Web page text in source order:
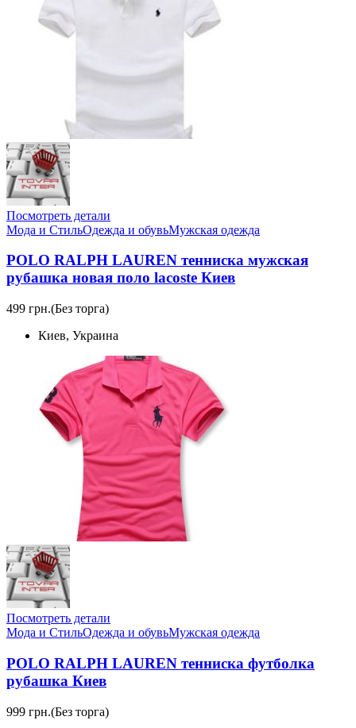
Посмотреть детали
Мода и СтильОдежда и обувьМужская одежда
POLO RALPH LAUREN тенниска мужская
рубашка новая поло lacoste Киев
499 грн.(Без торга)
Киев, Украина
Посмотреть детали
Мода и СтильОдежда и обувьМужская одежда
POLO RALPH LAUREN тенниска футболка
рубашка Киев
999 грн.(Без торга)